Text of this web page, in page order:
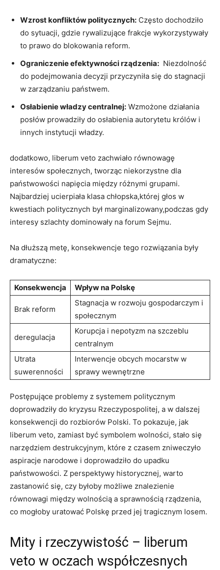
Wzrost konfliktów‌ politycznych: Często ‍dochodziło
do sytuacji, ⁣gdzie rywalizujące frakcje‍ wykorzystywały
to⁢ prawo do blokowania⁤ reform.
Ograniczenie efektywności ⁣rządzenia: ‌ Niezdolność
do podejmowania ‌decyzji‍ przyczyniła‍ się⁤ do stagnacji
w zarządzaniu państwem.
Osłabienie władzy centralnej: Wzmożone ⁤działania
posłów prowadziły do ⁤osłabienia autorytetu królów i
innych instytucji władzy.
dodatkowo, liberum veto​ zachwiało równowagę​
interesów społecznych, tworząc niekorzystne dla
państwowości napięcia między różnymi grupami.
Najbardziej⁢ ucierpiała klasa chłopska,której​ głos w
kwestiach ⁣politycznych był marginalizowany,podczas gdy
interesy szlachty dominowały na forum Sejmu.
Na dłuższą ⁣metę, konsekwencje tego rozwiązania były
dramatyczne:
Konsekwencja Wpływ na Polskę
Brak ⁢reform
Stagnacja w‍ rozwoju gospodarczym i‌
społecznym
deregulacja
Korupcja​ i nepotyzm na szczeblu
centralnym
Utrata
suwerenności
Interwencje obcych mocarstw w
sprawy wewnętrzne
Postępujące problemy ‍z ​systemem politycznym
⁣doprowadziły do kryzysu Rzeczypospolitej, a w⁣ dalszej
⁣konsekwencji ​do rozbiorów⁣ Polski.​ To pokazuje, jak
liberum veto, zamiast być symbolem‍ wolności, stało się
narzędziem destrukcyjnym, które z czasem zniweczyło
aspiracje narodowe i doprowadziło ⁢do upadku
państwowości. Z perspektywy historycznej, warto
zastanowić się,⁤ czy byłoby możliwe znalezienie​
równowagi między wolnością​ a ‍sprawnością rządzenia,
co mogłoby uratować Polskę przed‌ jej ⁣tragicznym⁢ losem.
Mity i rzeczywistość​ – liberum
veto⁢ w oczach współczesnych